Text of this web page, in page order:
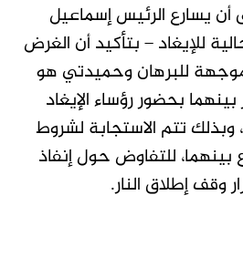
أن يسارع الرئيس إسماعيل
للإيغاد – بتأكيد أن الغرض
للبرهان وحميدتي هو
بحضور رؤساء الإيغاد
وبذلك تتم الاستجابة لشروط
بينهما، للتفاوض حول إنفاذ
وقف إطلاق النار.